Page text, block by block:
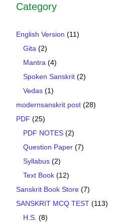
Category
English Version (11)
Gita (2)
Mantra (4)
Spoken Sanskrit (2)
Vedas (1)
modernsanskrit post (28)
PDF (25)
PDF NOTES (2)
Question Paper (7)
Syllabus (2)
Text Book (12)
Sanskrit Book Store (7)
SANSKRIT MCQ TEST (113)
H.S. (8)